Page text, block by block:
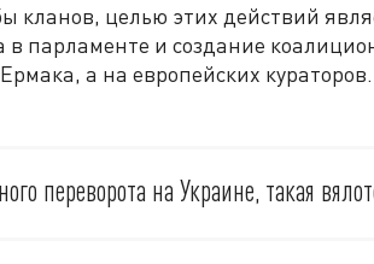
целью этих действий
парламенте и создание
а на европейских
переворота на Украине, такая